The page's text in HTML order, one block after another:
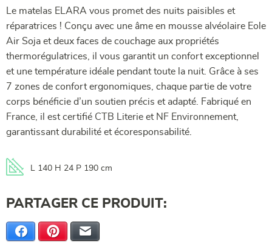
Le matelas ELARA vous promet des nuits paisibles et
réparatrices ! Conçu avec une âme en mousse alvéolaire Eole
Air Soja et deux faces de couchage aux propriétés
thermorégulatrices, il vous garantit un confort exceptionnel
et une température idéale pendant toute la nuit. Grâce à ses
7 zones de confort ergonomiques, chaque partie de votre
corps bénéficie d’un soutien précis et adapté. Fabriqué en
France, il est certifié CTB Literie et NF Environnement,
garantissant durabilité et écoresponsabilité.
L 140 H 24 P 190 cm
PARTAGER CE PRODUIT:
Facebook Pinterest